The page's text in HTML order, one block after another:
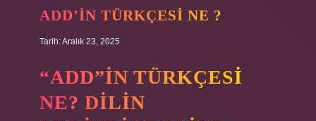
Hakkımızda
ADD’IN TÜRKÇESI NE ?
Tarih: Aralık 23, 2025
“ADD”IN TÜRKÇESI
NE? DILIN